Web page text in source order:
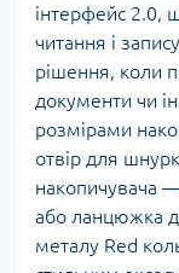
інтерфейс 2.0,
читання і
рішення, коли
документи чи
розмірами
отвір для
накопичувача
або ланцюжка
металу Red